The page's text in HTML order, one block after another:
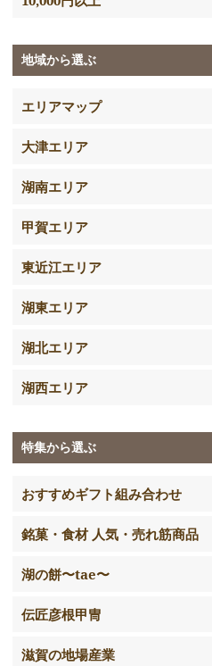
地域から選ぶ
エリアマップ
大津エリア
湖南エリア
甲賀エリア
東近江エリア
湖東エリア
湖北エリア
湖西エリア
特集から選ぶ
おすすめギフト組み合わせ
銘菓・食材 人気・売れ筋商品
湖の餅〜tae〜
伝匠彦根甲冑
滋賀の地場産業